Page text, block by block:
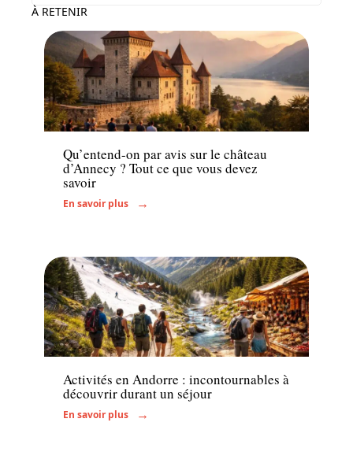
À RETENIR
Actu
Qu’entend-on par avis sur le château
d’Annecy ? Tout ce que vous devez
savoir
En savoir plus
Voyage
Activités en Andorre : incontournables à
découvrir durant un séjour
En savoir plus